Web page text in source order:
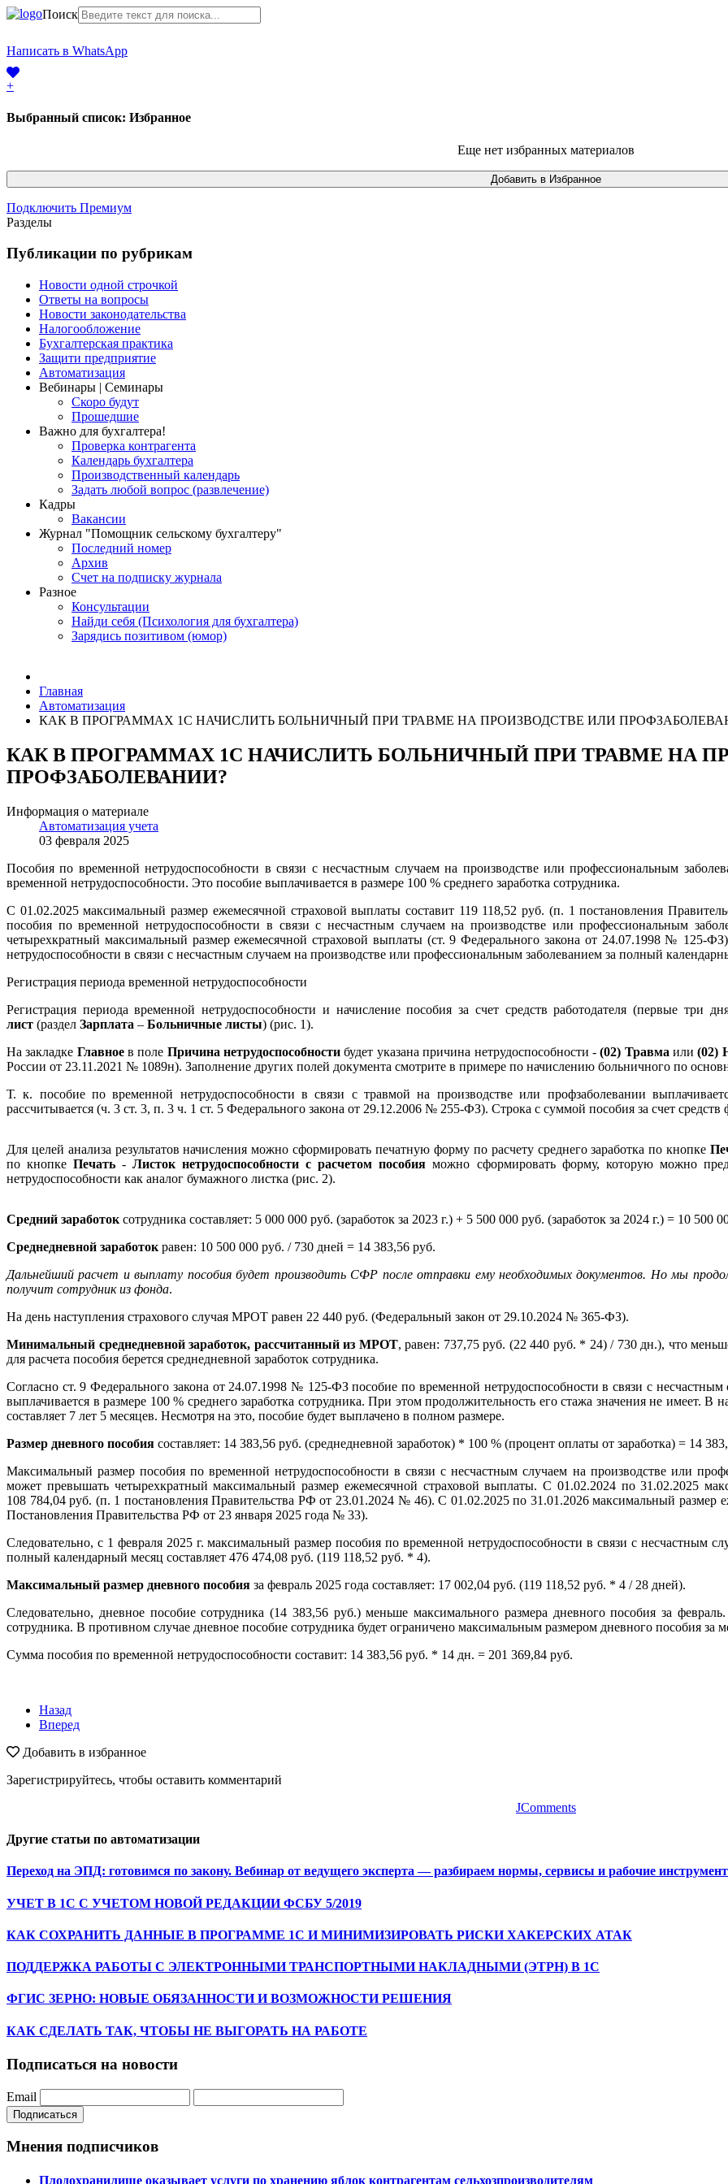
Поиск
Написать в WhatsApp
+
Выбранный список: Избранное
Еще нет избранных материалов
Подключить Премиум
Разделы
Публикации по рубрикам
Новости одной строчкой
Ответы на вопросы
Новости законодательства
Налогообложение
Бухгалтерская практика
Защити предприятие
Автоматизация
Вебинары | Семинары
Скоро будут
Прошедшие
Важно для бухгалтера!
Проверка контрагента
Календарь бухгалтера
Производственный календарь
Задать любой вопрос (развлечение)
Кадры
Вакансии
Журнал "Помощник сельскому бухгалтеру"
Последний номер
Архив
Счет на подписку журнала
Разное
Консультации
Найди себя (Психология для бухгалтера)
Зарядись позитивом (юмор)
Главная
Автоматизация
КАК В ПРОГРАММАХ 1С НАЧИСЛИТЬ БОЛЬНИЧНЫЙ ПРИ ТРАВМЕ НА ПРОИЗВОДСТВЕ ИЛИ
КАК В ПРОГРАММАХ 1С НАЧИСЛИТЬ БОЛЬНИЧНЫЙ ПРИ ТРАВМЕ НА
ПРОФЗАБОЛЕВАНИИ?
Информация о материале
Автоматизация учета
03 февраля 2025
Пособия по временной нетрудоспособности в связи с несчастным случаем на производстве или профессиональным
временной нетрудоспособности. Это пособие выплачивается в размере 100 % среднего заработка сотрудника.
С 01.02.2025 максимальный размер ежемесячной страховой выплаты составит 119 118,52 руб. (п. 1 постановления
пособия по временной нетрудоспособности в связи с несчастным случаем на производстве или профессиональным
четырехкратный максимальный размер ежемесячной страховой выплаты (ст. 9 Федерального закона от 24.07.1998 № 125-
нетрудоспособности в связи с несчастным случаем на производстве или профессиональным заболеванием за полный
Регистрация периода временной нетрудоспособности
Регистрация периода временной нетрудоспособности и начисление пособия за счет средств работодателя (первые
лист (раздел Зарплата – Больничные листы) (рис. 1).
На закладке Главноев поле Причина нетрудоспособности будет указана причина нетрудоспособности -(02) Травма или(02)
России от 23.11.2021 № 1089н). Заполнение других полей документа смотрите в примере по начислению больничного по
Т. к. пособие по временной нетрудоспособности в связи с травмой на производстве или профзаболевании
рассчитывается (ч. 3 ст. 3, п. 3 ч. 1 ст. 5 Федерального закона от 29.12.2006 № 255-ФЗ). Строка с суммой пособия за счет средств
Для целей анализа результатов начисления можно сформировать печатную форму по расчету среднего заработка по кнопке
по кнопкеПечать -Листок нетрудоспособности с расчетом пособия можно сформировать форму, которую можно
нетрудоспособности как аналог бумажного листка (рис. 2).
Средний заработок сотрудника составляет: 5 000 000 руб. (заработок за 2023 г.) + 5 500 000 руб. (заработок за 2024 г.) = 10 500
Среднедневной заработок равен: 10 500 000 руб. / 730 дней = 14 383,56 руб.
Дальнейший расчет и выплату пособия будет производить СФР после отправки ему необходимых документов. Но мы
получит сотрудник из фонда.
На день наступления страхового случая МРОТ равен 22 440 руб. (Федеральный закон от 29.10.2024 № 365-ФЗ).
Минимальный среднедневной заработок, рассчитанный из МРОТ, равен: 737,75 руб. (22 440 руб. * 24) / 730 дн.), что
для расчета пособия берется среднедневной заработок сотрудника.
Согласно ст. 9 Федерального закона от 24.07.1998 № 125-ФЗ пособие по временной нетрудоспособности в связи с
выплачивается в размере 100 % среднего заработка сотрудника. При этом продолжительность его стажа значения не имеет. В
составляет 7 лет 5 месяцев. Несмотря на это, пособие будет выплачено в полном размере.
Размер дневного пособия составляет: 14 383,56 руб. (среднедневной заработок) * 100 % (процент оплаты от заработка) = 14
Максимальный размер пособия по временной нетрудоспособности в связи с несчастным случаем на производстве или
может превышать четырехкратный максимальный размер ежемесячной страховой выплаты. С 01.02.2024 по 31.02.2025
108 784,04 руб. (п. 1 постановления Правительства РФ от 23.01.2024 № 46). С 01.02.2025 по 31.01.2026 максимальный размер
Постановления Правительства РФ от 23 января 2025 года № 33).
Следовательно, с 1 февраля 2025 г. максимальный размер пособия по временной нетрудоспособности в связи с несчастным
полный календарный месяц составляет 476 474,08 руб. (119 118,52 руб. * 4).
Максимальный размер дневного пособия за февраль 2025 года составляет: 17 002,04 руб. (119 118,52 руб. * 4 / 28 дней).
Следовательно, дневное пособие сотрудника (14 383,56 руб.) меньше максимального размера дневного пособия за
сотрудника. В противном случае дневное пособие сотрудника будет ограничено максимальным размером дневного пособия за
Сумма пособия по временной нетрудоспособности составит: 14 383,56 руб. * 14 дн. = 201 369,84 руб.
Назад
Вперед
Добавить в избранное
Зарегистрируйтесь, чтобы оставить комментарий
JComments
Другие статьи по автоматизации
Переход на ЭПД: готовимся по закону. Вебинар от ведущего эксперта — разбираем нормы, сервисы и рабочие
УЧЕТ В 1С С УЧЕТОМ НОВОЙ РЕДАКЦИИ ФСБУ 5/2019
КАК СОХРАНИТЬ ДАННЫЕ В ПРОГРАММЕ 1С И МИНИМИЗИРОВАТЬ РИСКИ ХАКЕРСКИХ АТАК
ПОДДЕРЖКА РАБОТЫ С ЭЛЕКТРОННЫМИ ТРАНСПОРТНЫМИ НАКЛАДНЫМИ (ЭТРН) В 1С
ФГИС ЗЕРНО: НОВЫЕ ОБЯЗАННОСТИ И ВОЗМОЖНОСТИ РЕШЕНИЯ
КАК СДЕЛАТЬ ТАК, ЧТОБЫ НЕ ВЫГОРАТЬ НА РАБОТЕ
Подписаться на новости
Email
Подписаться
Мнения подписчиков
Плодохранилище оказывает услуги по хранению яблок контрагентам сельхозпроизводителям